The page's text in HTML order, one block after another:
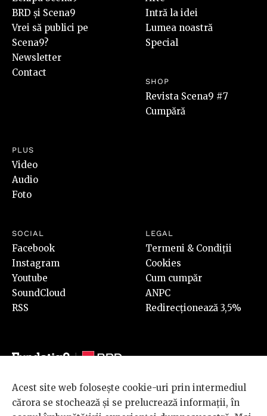
BRD și Scena9
Vrei să publici pe
Scena9?
Newsletter
Contact
Intră la idei
Lumea noastră
Special
SHOP
Revista Scena9 #7
Cumpără
PLUS
Video
Audio
Foto
SOCIAL
Facebook
Instagram
Youtube
SoundCloud
RSS
LEGAL
Termeni & Condiții
Cookies
Cum cumpăr
ANPC
Redirecționează 3,5%
© 2026 BRD Groupe Société Générale, toate drepturile rezervate.
Scena 9 este un proiect sustinut de
BRD GROUPE SOCIÉTÉ
Acest site web folosește cookie-uri prin intermediul
cărora se stochează și se prelucrează informații, în